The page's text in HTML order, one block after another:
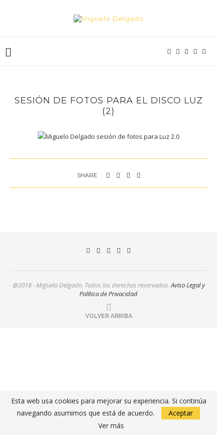
SESIÓN DE FOTOS PARA EL DISCO LUZ
(2)
SHARE
@2018 - Miguelo Delgado. Todos los derechos reservados.Aviso Legal y
Política de Privacidad
VOLVER ARRIBA
Esta web usa cookies para mejorar su experiencia. Si continúa
navegando asumimos que está de acuerdo.
Aceptar
Ver más